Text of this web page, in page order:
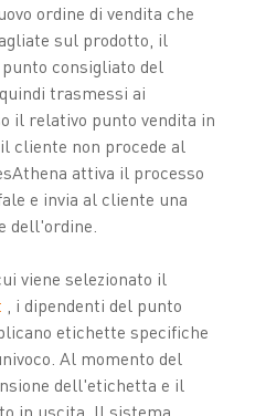
ordine di vendita che
sul prodotto, il
consigliato del
trasmessi ai
il relativo punto vendita in
cliente non procede al
attiva il processo
e invia al cliente una
dell'ordine.
viene selezionato il
, i dipendenti del punto
etichette specifiche
Al momento del
dell'etichetta e il